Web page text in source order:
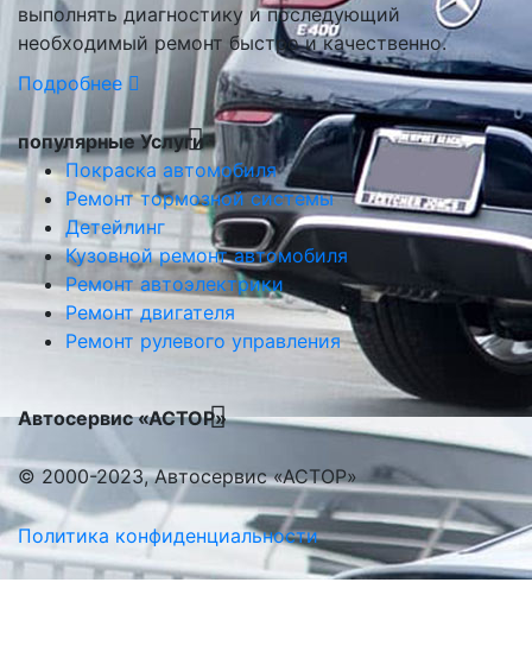
выполнять диагностику и последующий
необходимый ремонт быстро и качественно.
Подробнее
популярные Услуги
Покраска автомобиля
Ремонт тормозной системы
Детейлинг
Кузовной ремонт автомобиля
Ремонт автоэлектрики
Ремонт двигателя
Ремонт рулевого управления
Автосервис «АСТОР»
© 2000-2023, Автосервис «АСТОР»
Политика конфиденциальности